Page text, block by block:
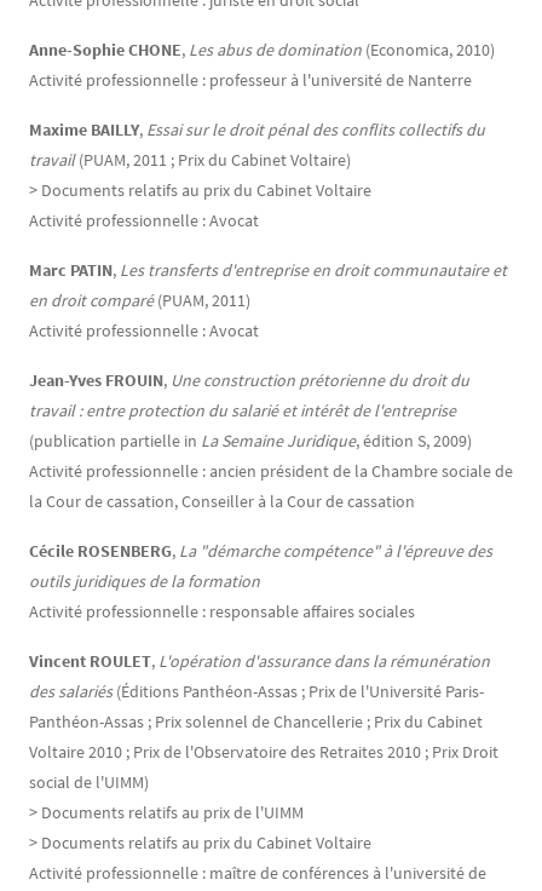
Anne-Sophie CHONE, Les abus de domination (Economica, 2010)
Activité professionnelle : professeur à l'université de Nanterre
Maxime BAILLY, Essai sur le droit pénal des conflits collectifs du
travail(PUAM, 2011 ; Prix du Cabinet Voltaire)
> Documents relatifs au prix du Cabinet Voltaire
Activité professionnelle : Avocat
Marc PATIN, Les transferts d'entreprise en droit communautaire et
en droit comparé(PUAM, 2011)
Activité professionnelle : Avocat
Jean-Yves FROUIN, Une construction prétorienne du droit du
travail : entre protection du salarié et intérêt de l'entreprise
(publication partielle in La Semaine Juridique, édition S, 2009)
Activité professionnelle : ancien président de la Chambre sociale de
la Cour de cassation, Conseiller à la Cour de cassation
Cécile ROSENBERG, La "démarche compétence" à l'épreuve des
outils juridiques de la formation
Activité professionnelle : responsable affaires sociales
Vincent ROULET, L'opération d'assurance dans la rémunération
des salariés(Éditions Panthéon-Assas ; Prix de l'Université Paris-
Panthéon-Assas ; Prix solennel de Chancellerie ; Prix du Cabinet
Voltaire 2010 ; Prix de l'Observatoire des Retraites 2010 ; Prix Droit
social de l'UIMM)
> Documents relatifs au prix de l'UIMM
> Documents relatifs au prix du Cabinet Voltaire
Activité professionnelle : maître de conférences à l'université de